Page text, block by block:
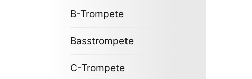
B-Trompete
Basstrompete
C-Trompete